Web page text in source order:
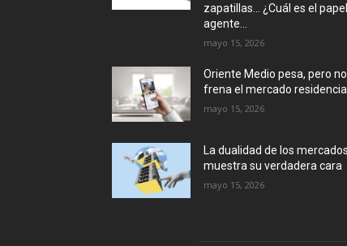
zapatillas… ¿Cuál es el papel
agente...
mayo 15, 2026
Oriente Medio pesa, pero no
frena el mercado residencial
mayo 15, 2026
La dualidad de los mercados
muestra su verdadera cara
mayo 15, 2026